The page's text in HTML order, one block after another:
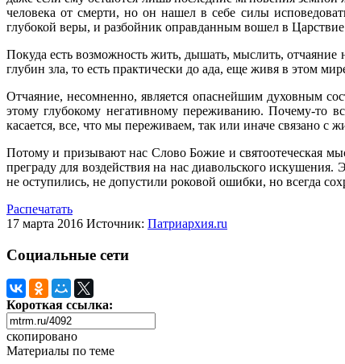
человека от смерти, но он нашел в себе силы
глубокой веры, и разбойник оправданным вошел в
Покуда есть возможность жить, дышать, мыслить,
глубин зла, то есть практически до ада, еще живя в этом
Отчаяние, несомненно, является опаснейшим духовным
этому глубокому негативному переживанию. Почему-то
касается, все, что мы переживаем, так или иначе связано
Потому и призывают нас Слово Божие и святоотеческая
преграду для воздействия на нас диавольского
не оступились, не допустили роковой ошибки, но всегда
Распечатать
17 марта 2016 Источник: Патриархия.ru
Социальные сети
Короткая ссылка:
скопировано
Материалы по теме